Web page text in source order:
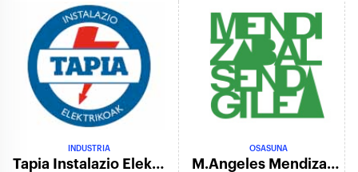
INDUSTRIA
Tapia Instalazio Elektrikoak
OSASUNA
M.angeles Mendizabal Kortabarria